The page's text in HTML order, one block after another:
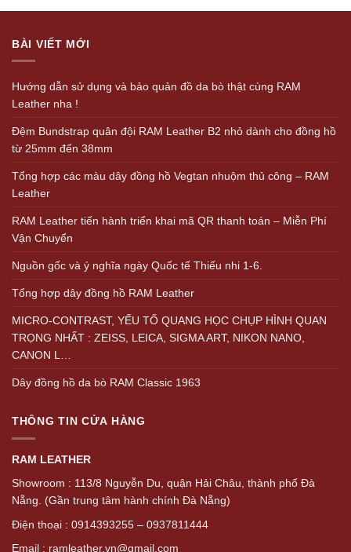
BÀI VIẾT MỚI
Hướng dẫn sử dụng và bảo quản đồ da bò thật cùng RAM
Leather nha !
Đệm Bundstrap quân đội RAM Leather B2 nhỏ dành cho đồng hồ
từ 25mm đến 38mm
Tổng hợp các màu dây đồng hồ Vegtan nhuộm thủ công – RAM
Leather
RAM Leather tiến hành triển khai mã QR thanh toán – Miễn Phí
Vận Chuyển
Nguồn gốc và ý nghĩa ngày Quốc tế Thiếu nhi 1-6.
Tổng hợp dây đồng hồ RAM Leather
MICRO-CONTRAST, YẾU TỐ QUANG HỌC CHỤP HÌNH QUAN
TRỌNG NHẤT : ZEISS, LEICA, SIGMA ART, NIKON NANO,
CANON L…
Dây đồng hồ da bò RAM Classic 1963
THÔNG TIN CỬA HÀNG
RAM LEATHER
Showroom : 113/8 Nguyễn Du, quận Hải Châu, thành phố Đà
Nẵng. (Gần trung tâm hành chính Đà Nẵng)
Điện thoại : 0914393255 – 0937811444
Email : ramleather.vn@gmail.com